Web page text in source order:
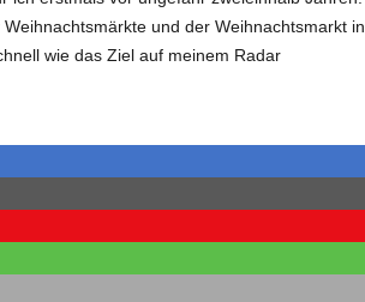
und der Weihnachtsmarkt in
wie das Ziel auf meinem Radar